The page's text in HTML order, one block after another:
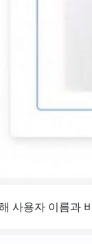
사용자 이름과